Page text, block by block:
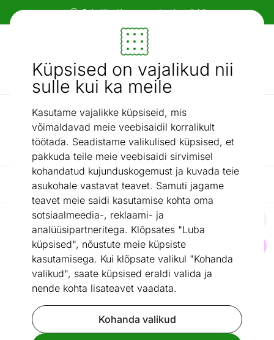
Küpsised on vajalikud nii
sulle kui ka meile
Kasutame vajalikke küpsiseid, mis
võimaldavad meie veebisaidil korralikult
töötada. Seadistame valikulised küpsised, et
pakkuda teile meie veebisaidi sirvimisel
kohandatud kujunduskogemust ja kuvada teie
asukohale vastavat teavet. Samuti jagame
teavet meie saidi kasutamise kohta oma
sotsiaalmeedia-, reklaami- ja
analüüsipartneritega. Klõpsates "Luba
küpsised", nõustute meie küpsiste
kasutamisega. Kui klõpsate valikul "Kohanda
valikud", saate küpsised eraldi valida ja
nende kohta lisateavet vaadata.
Kohanda valikud
Paindlikud ja mugavad makseviisid!
Mööbel ja sisustus - ON24
Otsi...
AI otsing
Varikatused, kuurid... / Varikatused ja peotelgid
Varikatused ja peotelgid
Filtreeri / Reasta
Varikatus terrassile Feria 3x3 m